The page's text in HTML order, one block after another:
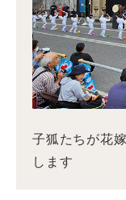
子狐たちが花
します